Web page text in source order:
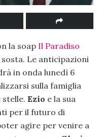
la soap Il Paradiso
Le anticipazioni
in onda lunedì 6
sulla famiglia
stelle. Ezio e la sua
per il futuro di
agire per venire a